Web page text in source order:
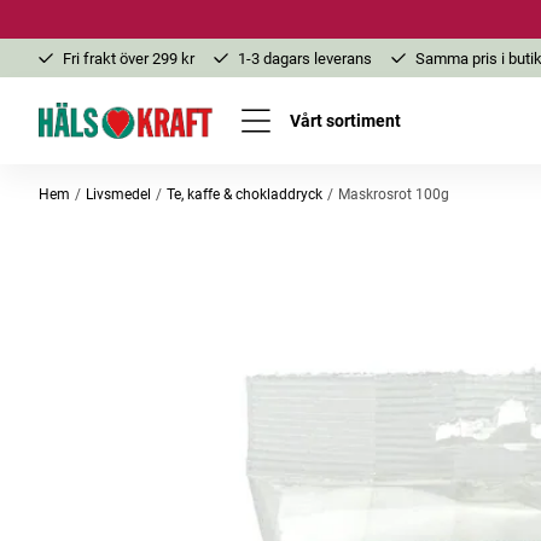
Fri frakt över 299 kr 1-3 dagars leverans Samma pris i
Vårt sortiment
Hem Livsmedel Te, kaffe & chokladdryck Maskrosrot 100g
Bästsäljare